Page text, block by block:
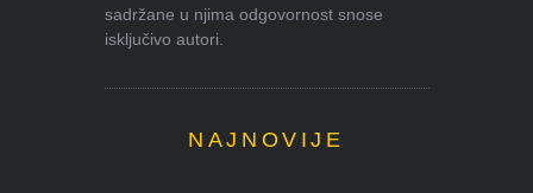
sadržane u njima odgovornost snose
isključivo autori.
NAJNOVIJE